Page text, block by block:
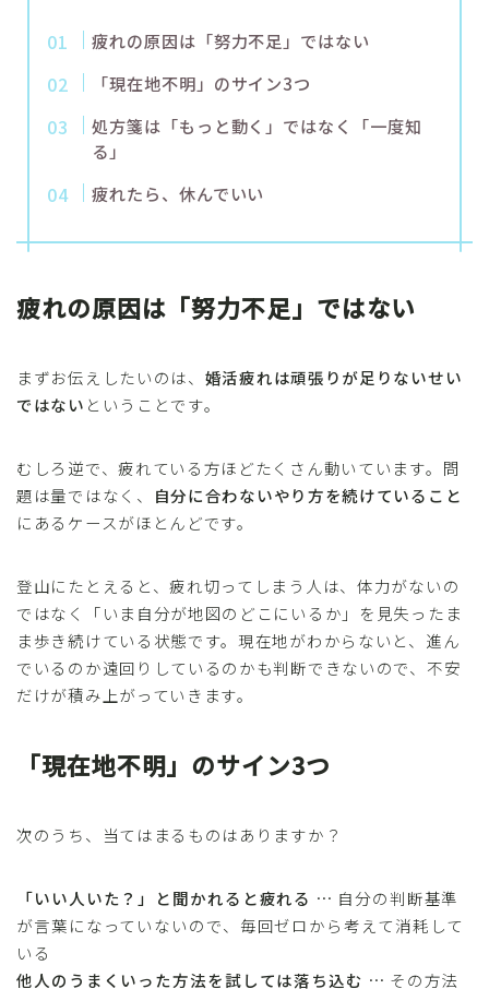
疲れの原因は「努力不足」ではない
「現在地不明」のサイン3つ
処方箋は「もっと動く」ではなく「一度知
る」
疲れたら、休んでいい
疲れの原因は「努力不足」ではない
まずお伝えしたいのは、 婚活疲れは頑張りが足りないせい
ではない ということです。
むしろ逆で、疲れている方ほどたくさん動いています。問
題は量ではなく、
自分に合わないやり方を続けていること
にあるケースがほとんどです。
登山にたとえると、疲れ切ってしまう人は、体力がないの
ではなく「いま自分が地図のどこにいるか」を見失ったま
ま歩き続けている状態です。現在地がわからないと、進ん
でいるのか遠回りしているのかも判断できないので、不安
だけが積み上がっていきます。
「現在地不明」のサイン3つ
次のうち、当てはまるものはありますか？
「いい人いた？」と聞かれると疲れる … 自分の判断基準
が言葉になっていないので、毎回ゼロから考えて消耗して
いる
他人のうまくいった方法を試しては落ち込む … その方法